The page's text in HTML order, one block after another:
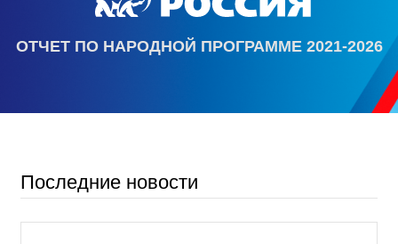
ОТЧЕТ ПО НАРОДНОЙ ПРОГРАММЕ 2021-2026
Последние новости